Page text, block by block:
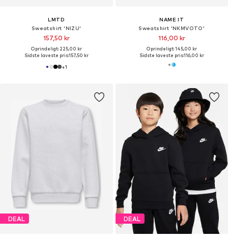
LMTD
Sweatshirt 'NIZU'
157,50 kr
Oprindeligt: 225,00 kr
Sidste laveste pris:157,50 kr
+1
NAME IT
Sweatshirt 'NKMVOTO'
116,00 kr
Oprindeligt: 145,00 kr
Sidste laveste pris:116,00 kr
DEAL DEAL